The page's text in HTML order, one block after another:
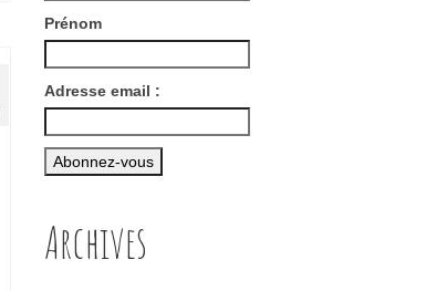
Prénom
Adresse email :
Archives